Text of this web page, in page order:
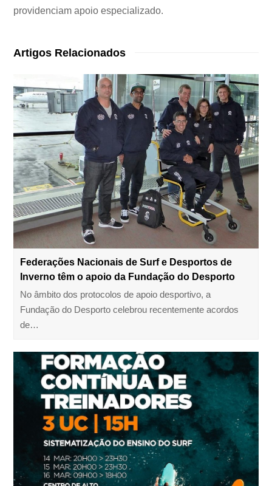
providenciam apoio especializado.
Artigos Relacionados
Federações Nacionais de Surf e Desportos de
Inverno têm o apoio da Fundação do Desporto
No âmbito dos protocolos de apoio desportivo, a
Fundação do Desporto celebrou recentemente acordos
de…